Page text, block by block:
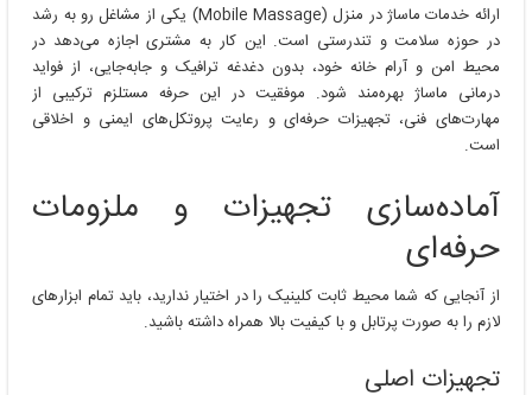
ارائه خدمات ماساژ در منزل (Mobile Massage) یکی از مشاغل رو به رشد
در حوزه سلامت و تندرستی است. این کار به مشتری اجازه می‌دهد در
محیط امن و آرام خانه خود، بدون دغدغه ترافیک و جابه‌جایی، از فواید
درمانی ماساژ بهره‌مند شود. موفقیت در این حرفه مستلزم ترکیبی از
مهارت‌های فنی، تجهیزات حرفه‌ای و رعایت پروتکل‌های ایمنی و اخلاقی
است.
آماده‌سازی تجهیزات و ملزومات
حرفه‌ای
از آنجایی که شما محیط ثابت کلینیک را در اختیار ندارید، باید تمام ابزارهای
لازم را به صورت پرتابل و با کیفیت بالا همراه داشته باشید.
تجهیزات اصلی